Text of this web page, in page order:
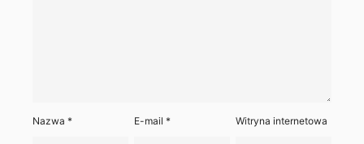
Nazwa * E-mail* Witryna internetowa